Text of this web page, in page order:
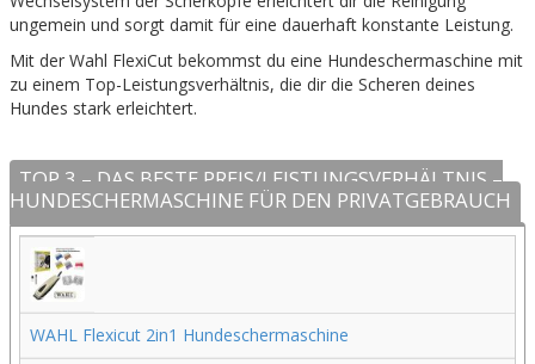
ungemein und sorgt damit für eine dauerhaft konstante Leistung.
Mit der Wahl FlexiCut bekommst du eine Hundeschermaschine mit
zu einem Top-Leistungsverhältnis, die dir die Scheren deines
Hundes stark erleichtert.
TOP 3 – DAS BESTE PREIS/LEISTUNGSVERHÄLTNIS –
HUNDESCHERMASCHINE FÜR DEN PRIVATGEBRAUCH
WAHL Flexicut 2in1 Hundeschermaschine